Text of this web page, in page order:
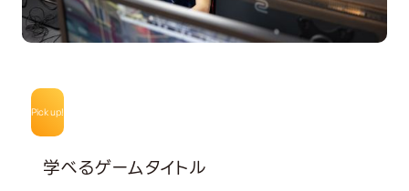
Pick up!
学べるゲームタイトル